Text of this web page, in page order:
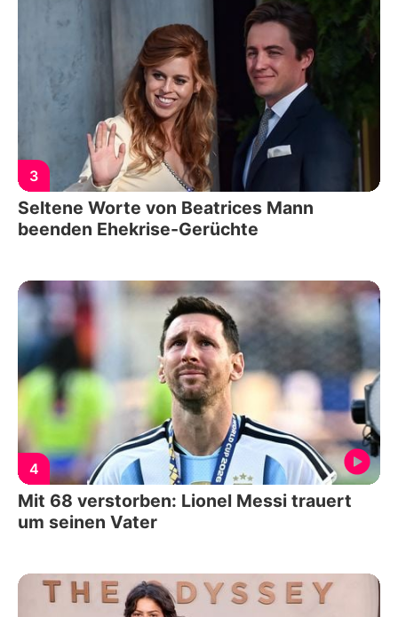
3
Seltene Worte von Beatrices Mann
beenden Ehekrise-Gerüchte
4
Mit 68 verstorben: Lionel Messi trauert
um seinen Vater